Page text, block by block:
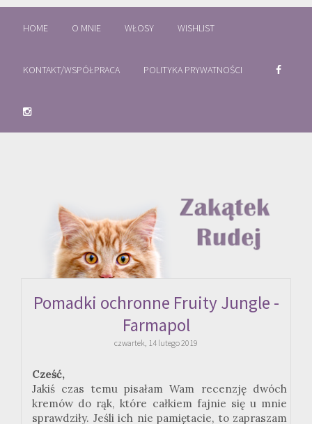
HOME O MNIE WŁOSY WISHLIST
KONTAKT/WSPÓŁPRACA POLITYKA PRYWATNOŚCI
Pomadki ochronne Fruity Jungle -
Farmapol
czwartek, 14 lutego 2019
Cześć,
Jakiś czas temu pisałam Wam recenzję dwóch
kremów do rąk, które całkiem fajnie się u mnie
sprawdziły. Jeśli ich nie pamiętacie, to zapraszam